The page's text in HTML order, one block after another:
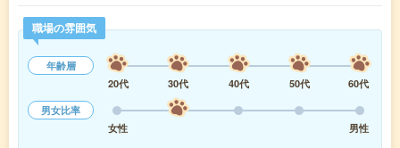
職場の雰囲気
年齢層
20代
30代 40代 50代
60代
男女比率
女性
男性